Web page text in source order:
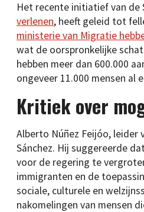
Het recente initiatief van de
verlenen, heeft geleid tot
ministerie van Migratie
wat de oorspronkelijke
hebben meer dan 600.000
ongeveer 11.000 mensen al
Kritiek over
Alberto Núñez Feijóo, leider
Sánchez. Hij suggereerde
voor de regering te
immigranten en de
sociale, culturele en
nakomelingen van mensen